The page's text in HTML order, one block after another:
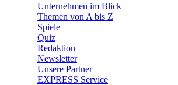
Unternehmen im Blick
Themen von A bis Z
Spiele
Quiz
Redaktion
Newsletter
Unsere Partner
EXPRESS Service